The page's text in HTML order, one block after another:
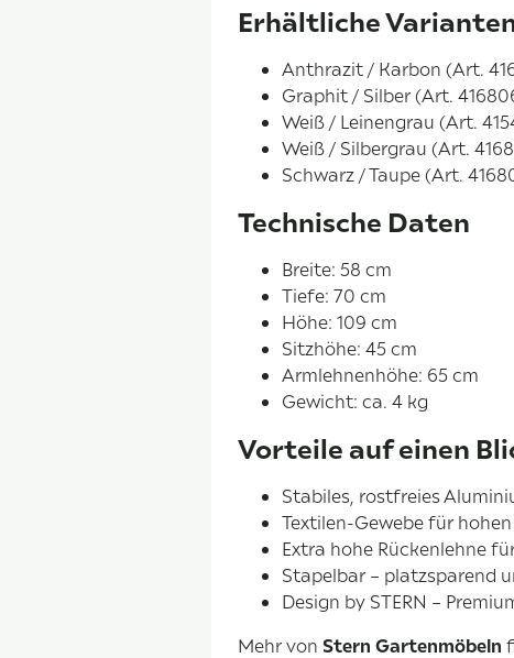
Erhältliche
Anthrazit / Karbon (Art.
Graphit / Silber (Art.
Weiß / Leinengrau (Art.
Weiß / Silbergrau (Art.
Schwarz / Taupe (Art.
Technische Daten
Breite: 58 cm
Tiefe: 70 cm
Höhe: 109 cm
Sitzhöhe: 45 cm
Armlehnenhöhe: 65 cm
Gewicht: ca. 4 kg
Vorteile auf einen
Stabiles, rostfreies
Textilen-Gewebe für
Extra hohe Rückenlehne
Stapelbar – platzsparend
Design by STERN –
Mehr von Stern Gartenmöbeln